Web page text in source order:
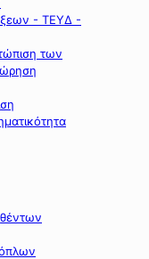
- ΤΕΥΔ -
των